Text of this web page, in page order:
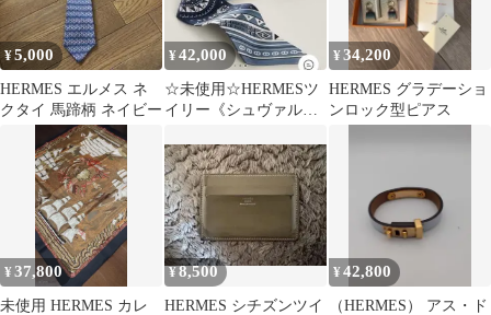
¥5,000
HERMES エルメス ネ
クタイ 馬蹄柄 ネイビー
¥42,000
☆未使用☆HERMESツ
イリー《シュヴァル・
ナ》
¥34,200
HERMES グラデーショ
ンロック型ピアス
¥37,800
未使用 HERMES カレ
¥8,500
HERMES シチズンツイ
¥42,800
（HERMES） アス・ド